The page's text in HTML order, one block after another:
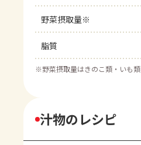
野菜摂取量※
脂質
※野菜摂取量はきのこ類・いも類
汁物のレシピ